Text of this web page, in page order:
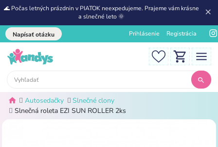
🌊 Počas letných prázdnin v PIATOK neexpedujeme. Prajeme vám krásne
a slnečné leto 🌞
Napísať otázku Prihlásenie Registrácia
Autosedačky
Slnečné clony
Slnečná roleta EZI SUN ROLLER 2ks